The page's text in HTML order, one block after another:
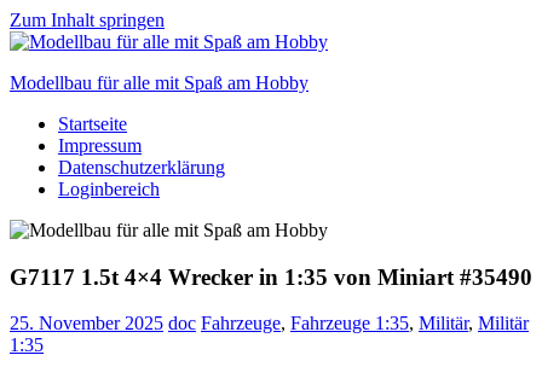
Zum Inhalt springen
Modellbau für alle mit Spaß am Hobby
Scale
modelling
to
Startseite
Impressum
Datenschutzerklärung
Loginbereich
G7117 1.5t 4×4 Wrecker in 1:35 von Miniart #35490
25. November 2025 doc Fahrzeuge, Fahrzeuge 1:35, Militär, Militär
1:35